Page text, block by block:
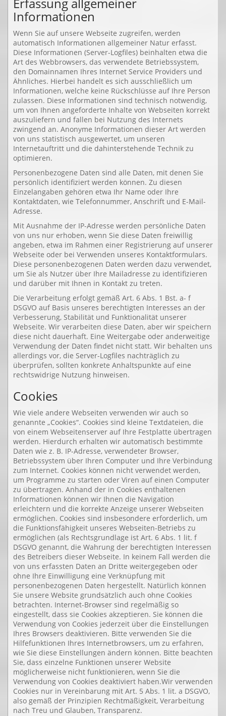
Informationen
Wenn Sie auf unsere Webseite zugreifen, werden
automatisch Informationen allgemeiner Natur erfasst.
Diese Informationen (Server-Logfiles) beinhalten etwa die
Art des Webbrowsers, das verwendete Betriebssystem,
den Domainnamen Ihres Internet Service Providers und
Ähnliches. Hierbei handelt es sich ausschließlich um
Informationen, welche keine Rückschlüsse auf Ihre Person
zulassen. Diese Informationen sind technisch notwendig,
um von Ihnen angeforderte Inhalte von Webseiten korrekt
auszuliefern und fallen bei Nutzung des Internets
zwingend an. Anonyme Informationen dieser Art werden
von uns statistisch ausgewertet, um unseren
Internetauftritt und die dahinterstehende Technik zu
optimieren.
Personenbezogene Daten sind alle Daten, mit denen Sie
persönlich identifiziert werden können. Zu diesen
Einzelangaben gehören etwa Ihr Name oder Ihre
Kontaktdaten, wie Telefonnummer, Anschrift und E-Mail-
Adresse.
Mit Ausnahme der IP-Adresse werden persönliche Daten
von uns nur erhoben, wenn Sie diese Daten freiwillig
angeben, etwa im Rahmen einer Registrierung auf unserer
Webseite oder bei Verwenden unseres Kontaktformulars.
Diese personenbezogenen Daten werden dazu verwendet,
um Sie als Nutzer über Ihre Mailadresse zu identifizieren
und darüber mit Ihnen in Kontakt zu treten.
Die Verarbeitung erfolgt gemäß Art. 6 Abs. 1 Bst. a- f
DSGVO auf Basis unseres berechtigten Interesses an der
Verbesserung, Stabilität und Funktionalität unserer
Webseite. Wir verarbeiten diese Daten, aber wir speichern
diese nicht dauerhaft. Eine Weitergabe oder anderweitige
Verwendung der Daten findet nicht statt. Wir behalten uns
allerdings vor, die Server-Logfiles nachträglich zu
überprüfen, sollten konkrete Anhaltspunkte auf eine
rechtswidrige Nutzung hinweisen.
Cookies
Wie viele andere Webseiten verwenden wir auch so
genannte „Cookies“. Cookies sind kleine Textdateien, die
von einem Webseitenserver auf Ihre Festplatte übertragen
werden. Hierdurch erhalten wir automatisch bestimmte
Daten wie z. B. IP-Adresse, verwendeter Browser,
Betriebssystem über Ihren Computer und Ihre Verbindung
zum Internet. Cookies können nicht verwendet werden,
um Programme zu starten oder Viren auf einen Computer
zu übertragen. Anhand der in Cookies enthaltenen
Informationen können wir Ihnen die Navigation
erleichtern und die korrekte Anzeige unserer Webseiten
ermöglichen. Cookies sind insbesondere erforderlich, um
die Funktionsfähigkeit unseres Webseiten-Betriebs zu
ermöglichen (als Rechtsgrundlage ist Art. 6 Abs. 1 lit. f
DSGVO genannt, die Wahrung der berechtigten Interessen
des Betreibers dieser Webseite. In keinem Fall werden die
von uns erfassten Daten an Dritte weitergegeben oder
ohne Ihre Einwilligung eine Verknüpfung mit
personenbezogenen Daten hergestellt. Natürlich können
Sie unsere Website grundsätzlich auch ohne Cookies
betrachten. Internet-Browser sind regelmäßig so
eingestellt, dass sie Cookies akzeptieren. Sie können die
Verwendung von Cookies jederzeit über die Einstellungen
Ihres Browsers deaktivieren. Bitte verwenden Sie die
Hilfefunktionen Ihres Internetbrowsers, um zu erfahren,
wie Sie diese Einstellungen ändern können. Bitte beachten
Sie, dass einzelne Funktionen unserer Website
möglicherweise nicht funktionieren, wenn Sie die
Verwendung von Cookies deaktiviert haben.Wir verwenden
Cookies nur in Vereinbarung mit Art. 5 Abs. 1 lit. a DSGVO,
also gemäß der Prinzipien Rechtmäßigkeit, Verarbeitung
nach Treu und Glauben, Transparenz.